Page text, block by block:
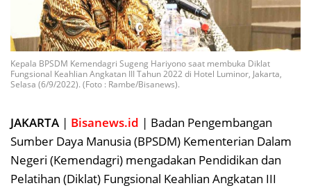
Kepala BPSDM Kemendagri Sugeng Hariyono saat membuka Diklat
Fungsional Keahlian Angkatan III Tahun 2022 di Hotel Luminor, Jakarta,
Selasa (6/9/2022). (Foto : Rambe/Bisanews).
JAKARTA | Bisanews.id | Badan Pengembangan
Sumber Daya Manusia (BPSDM) Kementerian Dalam
Negeri (Kemendagri) mengadakan Pendidikan dan
Pelatihan (Diklat) Fungsional Keahlian Angkatan III